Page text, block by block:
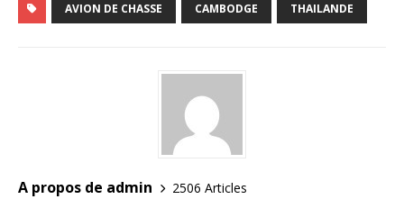
AVION DE CHASSE CAMBODGE THAILANDE
A propos de admin
2506 Articles